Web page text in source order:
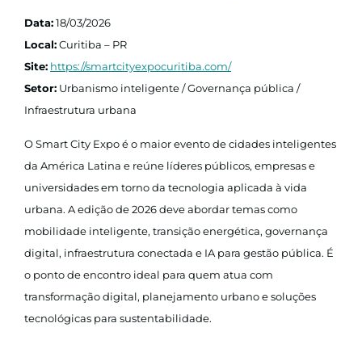
Data:18/03/2026
Local:Curitiba – PR
Site: https://smartcityexpocuritiba.com/
Setor: Urbanismo inteligente / Governança pública /
Infraestrutura urbana
O Smart City Expo é o maior evento de cidades inteligentes
da América Latina e reúne líderes públicos, empresas e
universidades em torno da tecnologia aplicada à vida
urbana. A edição de 2026 deve abordar temas como
mobilidade inteligente, transição energética, governança
digital, infraestrutura conectada e IA para gestão pública. É
o ponto de encontro ideal para quem atua com
transformação digital, planejamento urbano e soluções
tecnológicas para sustentabilidade.